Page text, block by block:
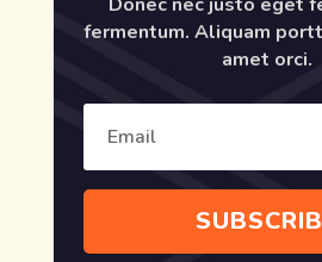
fermentum. Aliquam
amet orci.